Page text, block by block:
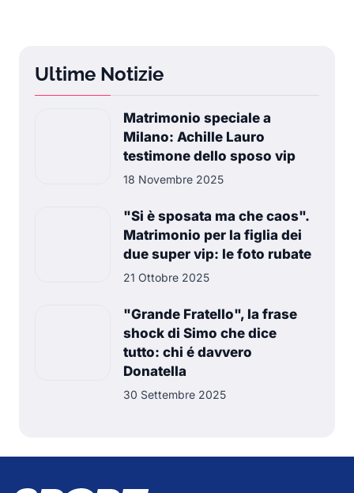
Ultime Notizie
Matrimonio speciale a
Milano: Achille Lauro
testimone dello sposo vip
18 Novembre 2025
"Si è sposata ma che caos".
Matrimonio per la figlia dei
due super vip: le foto rubate
21 Ottobre 2025
"Grande Fratello", la frase
shock di Simo che dice
tutto: chi é davvero
Donatella
30 Settembre 2025